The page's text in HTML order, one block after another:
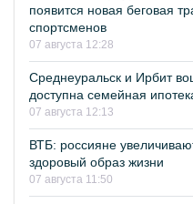
появится новая беговая
спортсменов
07 августа 12:28
Среднеуральск и Ирбит
доступна семейная
07 августа 12:13
ВТБ: россияне
здоровый образ жизни
07 августа 11:50